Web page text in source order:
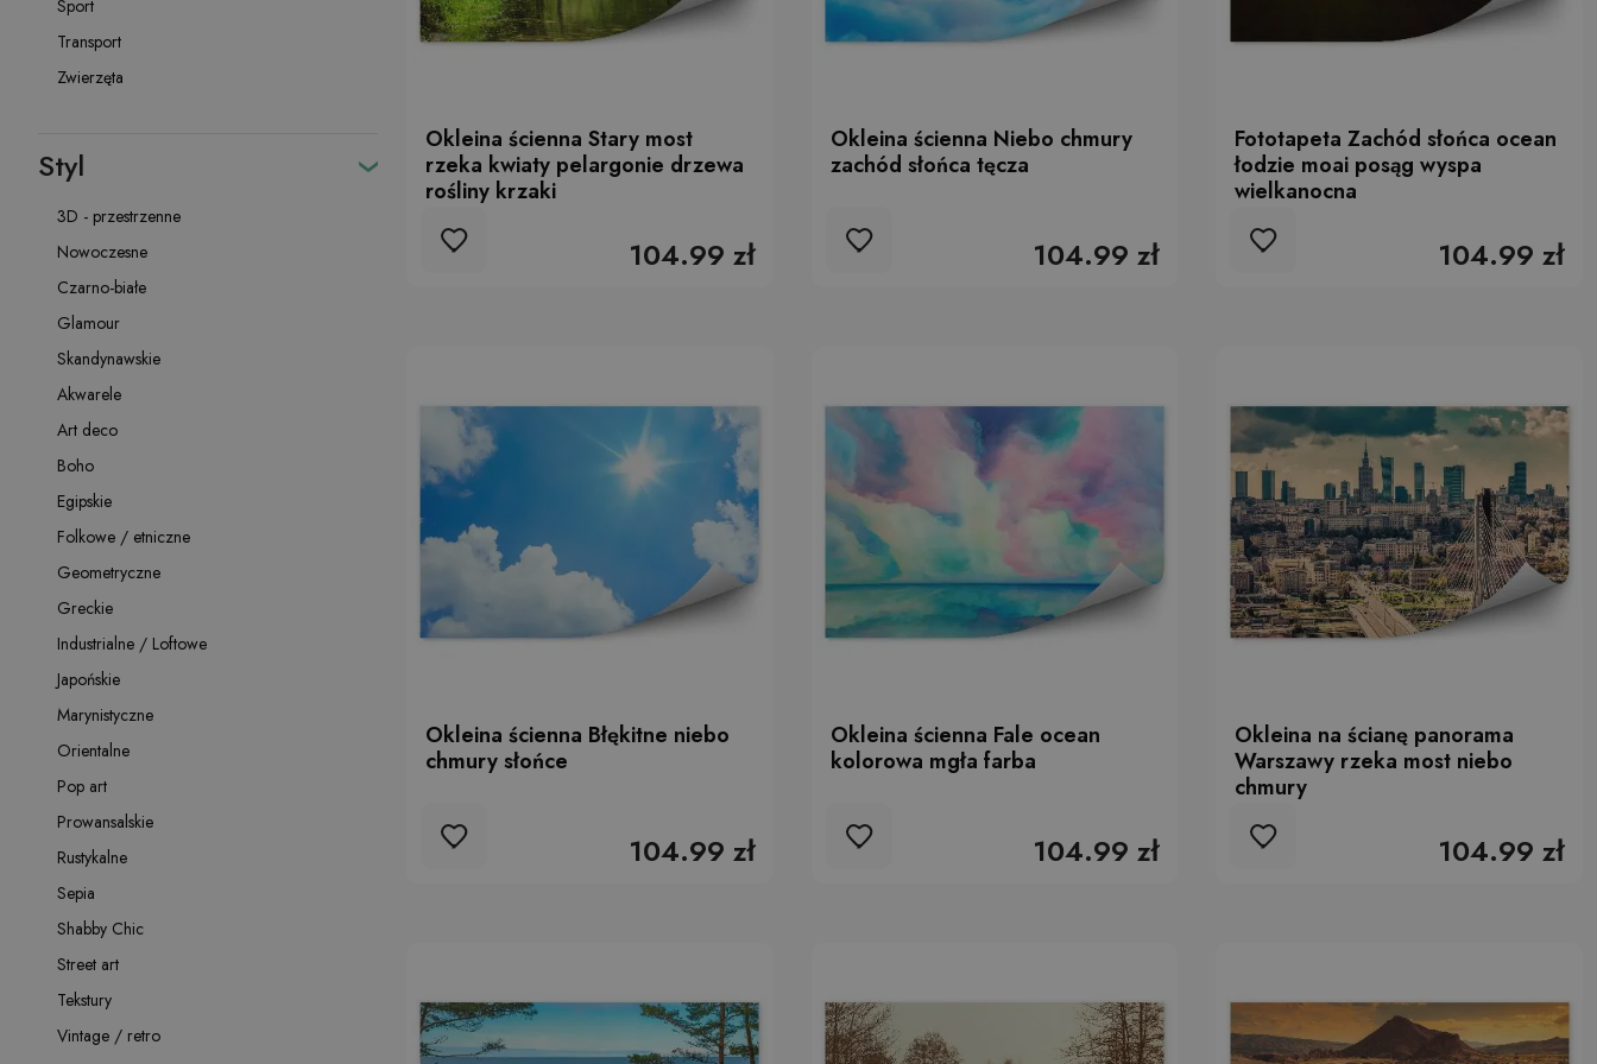
Sport
Transport
Zwierzęta
Styl
3D - przestrzenne
Nowoczesne
Czarno-białe
Glamour
Skandynawskie
Akwarele
Art deco
Boho
Egipskie
Folkowe / etniczne
Geometryczne
Greckie
Industrialne / Loftowe
Japońskie
Marynistyczne
Orientalne
Pop art
Prowansalskie
Rustykalne
Sepia
Shabby Chic
Street art
Tekstury
Vintage / retro
Okleina ścienna Stary most
rzeka kwiaty pelargonie drzewa
rośliny krzaki
104.99 zł
Okleina ścienna Niebo chmury
zachód słońca tęcza
104.99 zł
Fototapeta Zachód słońca ocean
łodzie moai posąg wyspa
wielkanocna
104.99 zł
Okleina ścienna Błękitne niebo
chmury słońce
104.99 zł
Okleina ścienna Fale ocean
kolorowa mgła farba
104.99 zł
Okleina na ścianę panorama
Warszawy rzeka most niebo
chmury
104.99 zł